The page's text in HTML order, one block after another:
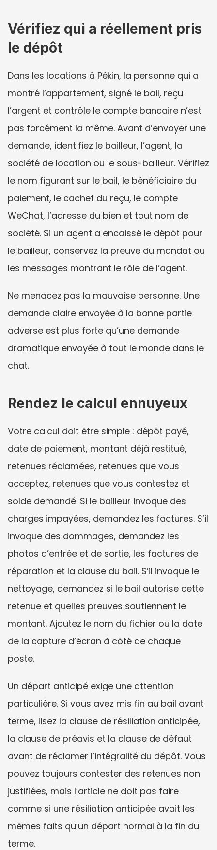
Vérifiez qui a réellement pris
le dépôt
Dans les locations à Pékin, la personne qui a
montré l’appartement, signé le bail, reçu
l’argent et contrôle le compte bancaire n’est
pas forcément la même. Avant d’envoyer une
demande, identifiez le bailleur, l’agent, la
société de location ou le sous-bailleur. Vérifiez
le nom figurant sur le bail, le bénéficiaire du
paiement, le cachet du reçu, le compte
WeChat, l’adresse du bien et tout nom de
société. Si un agent a encaissé le dépôt pour
le bailleur, conservez la preuve du mandat ou
les messages montrant le rôle de l’agent.
Ne menacez pas la mauvaise personne. Une
demande claire envoyée à la bonne partie
adverse est plus forte qu’une demande
dramatique envoyée à tout le monde dans le
chat.
Rendez le calcul ennuyeux
Votre calcul doit être simple : dépôt payé,
date de paiement, montant déjà restitué,
retenues réclamées, retenues que vous
acceptez, retenues que vous contestez et
solde demandé. Si le bailleur invoque des
charges impayées, demandez les factures. S’il
invoque des dommages, demandez les
photos d’entrée et de sortie, les factures de
réparation et la clause du bail. S’il invoque le
nettoyage, demandez si le bail autorise cette
retenue et quelles preuves soutiennent le
montant. Ajoutez le nom du fichier ou la date
de la capture d’écran à côté de chaque
poste.
Un départ anticipé exige une attention
particulière. Si vous avez mis fin au bail avant
terme, lisez la clause de résiliation anticipée,
la clause de préavis et la clause de défaut
avant de réclamer l’intégralité du dépôt. Vous
pouvez toujours contester des retenues non
justifiées, mais l’article ne doit pas faire
comme si une résiliation anticipée avait les
mêmes faits qu’un départ normal à la fin du
terme.